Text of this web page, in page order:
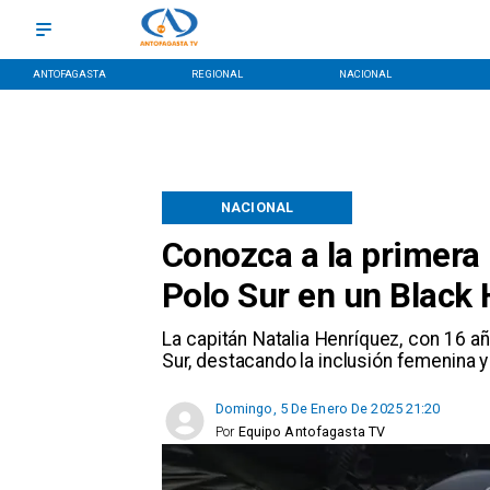
ANTOFAGASTA REGIONAL NACIONAL
Conozca a la
Polo Sur en un Black
​La capitán Natalia Henríquez, con 16
Sur, destacando la inclusión femenina
NACIONAL
Domingo, 5 De Enero De 2025 21:20
Equipo Antofagasta TV
Por